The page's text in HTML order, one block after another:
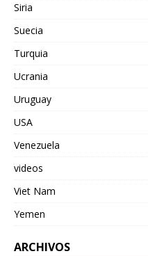
Siria
Suecia
Turquia
Ucrania
Uruguay
USA
Venezuela
videos
Viet Nam
Yemen
ARCHIVOS